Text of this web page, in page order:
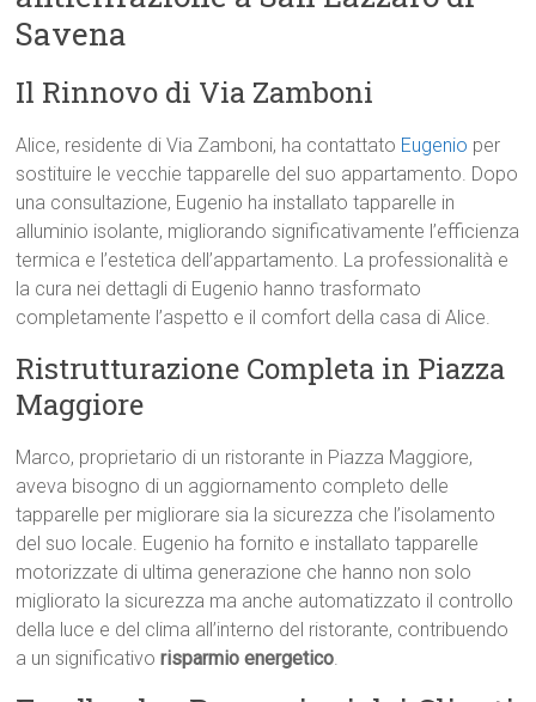
Savena
Il Rinnovo di Via Zamboni
Alice, residente di Via Zamboni, ha contattato Eugenio per
sostituire le vecchie tapparelle del suo appartamento. Dopo
una consultazione, Eugenio ha installato tapparelle in
alluminio isolante, migliorando significativamente l’efficienza
termica e l’estetica dell’appartamento. La professionalità e
la cura nei dettagli di Eugenio hanno trasformato
completamente l’aspetto e il comfort della casa di Alice.
Ristrutturazione Completa in Piazza
Maggiore
Marco, proprietario di un ristorante in Piazza Maggiore,
aveva bisogno di un aggiornamento completo delle
tapparelle per migliorare sia la sicurezza che l’isolamento
del suo locale. Eugenio ha fornito e installato tapparelle
motorizzate di ultima generazione che hanno non solo
migliorato la sicurezza ma anche automatizzato il controllo
della luce e del clima all’interno del ristorante, contribuendo
a un significativorisparmio energetico.